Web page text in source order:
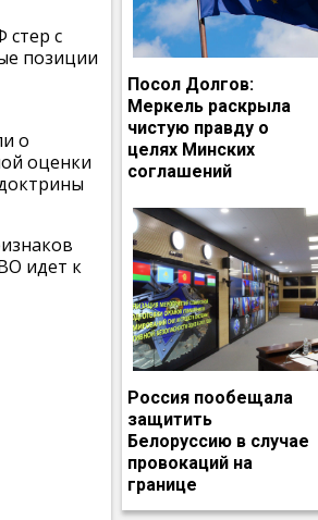
с
позиции
о
оценки
идет к
Посол Долгов:
Меркель раскрыла
чистую правду о
целях Минских
соглашений
Россия пообещала
защитить
Белоруссию в случае
провокаций на
границе